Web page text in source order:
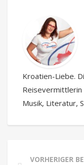
Kroatien-Liebe.
Musik, Literatur,
VORHERIGER